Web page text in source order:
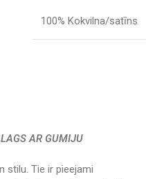
100% Kokvilna/satīns
AR GUMIJU
stilu. Tie ir pieejami